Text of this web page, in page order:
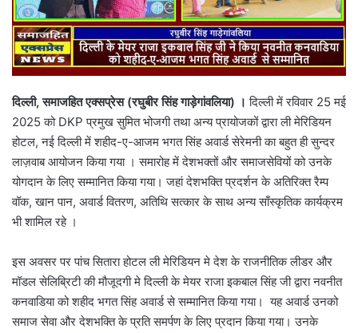
दिल्ली, समाजहित एक्सप्रेस (रघुबीर सिंह गाड़ेगांवलिया) । दिल्ली में रविवार 25 मई
2025 को DKP प्रमुख सुमित भोजगी तथा अन्य प्रायोजकों द्वारा ली मेरिडियन
होटल, नई दिल्ली में शहीद-ए-आजम भगत सिंह अवार्ड सेरेमनी का बहुत ही सुन्दर
लाज़वाब आयोजन किया गया । समारोह में देशभक्तों और समाजसेवियों को उनके
योगदान के लिए सम्मानित किया गया। जहां देशभक्ति प्रदर्शन के अतिरिक्त रैम्प
वॉक, खान पान, अवार्ड वितरण, अतिथि सत्कार के साथ अन्य साँस्कृतिक कार्यक्रम
भी शामिल रहे ।
इस अवसर पर पांच सितारा होटल ली मेरिडियन मे देश के राजनीतिक लीडर और
मॉडल सेलिब्रिटी की मौजूदगी मे दिल्ली के मेयर राजा इकबाल सिंह जी द्वारा नवनीत
कनवाडिया को शहीद भगत सिंह अवार्ड से सम्मानित किया गया। यह अवार्ड उनको
समाज सेवा और देशभक्ति के प्रति समर्पण के लिए प्रदान किया गया। उनके